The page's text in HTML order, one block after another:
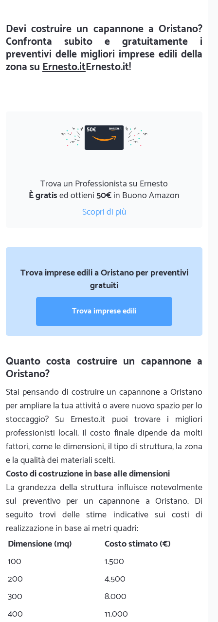
Devi costruire un capannone a Oristano?
Confronta subito e gratuitamente i
preventivi delle migliori imprese edili della
zona suErnesto.itErnesto.it!
Trova un Professionista su Ernesto
È gratised ottieni50€in Buono Amazon
Scopri di più
Trova imprese edili a Oristano per preventivi
gratuiti
Trova imprese edili
Quanto costa costruire un capannone a
Oristano?
Stai pensando di costruire un capannone a Oristano
per ampliare la tua attività o avere nuovo spazio per lo
stoccaggio? Su Ernesto.it puoi trovare i migliori
professionisti locali. Il costo finale dipende da molti
fattori, come le dimensioni, il tipo di struttura, la zona
e la qualità dei materiali scelti.
Costo di costruzione in base alle dimensioni
La grandezza della struttura influisce notevolmente
sul preventivo per un capannone a Oristano. Di
seguito trovi delle stime indicative sui costi di
realizzazione in base ai metri quadri:
Dimensione (mq)
Costo stimato (€)
100
1.500
200
4.500
300
8.000
400
11.000